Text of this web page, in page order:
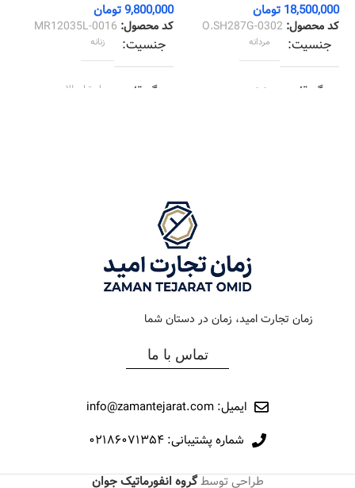
18,500,000 تومان
کد محصول: O.SH287G-0302
جنسیت مردانه
رنگ قاب دودی
کلاسیک
رفرانس 287
9,800,000تومان
کد محصول: MR12035L-0016
جنسیت زنانه
رنگ قاب استیل طلایی
جنس بند
نوع ساعت
رفرانس
برند
زمان تجارت امید، زمان در دستان شما
تماس با ما
ایمیل: info@zamantejarat.com
شماره پشتیبانی: ۰۲۱۸۶۰۷۱۳۵۴
طراحی توسطگروه انفورماتیک جوان